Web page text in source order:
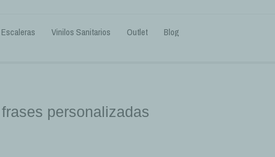
Escaleras Vinilos Sanitarios Outlet Blog
personalizadas